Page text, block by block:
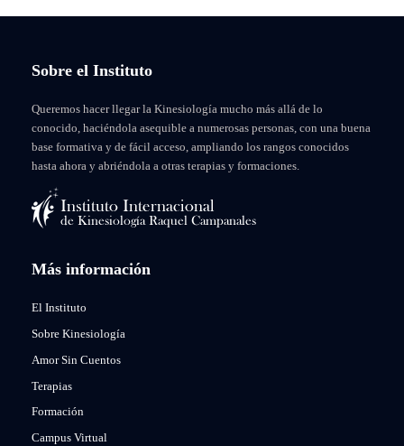
Sobre el Instituto
Queremos hacer llegar la Kinesiología mucho más allá de lo
conocido, haciéndola asequible a numerosas personas, con una buena
base formativa y de fácil acceso, ampliando los rangos conocidos
hasta ahora y abriéndola a otras terapias y formaciones.
Más información
El Instituto
Sobre Kinesiología
Amor Sin Cuentos
Terapias
Formación
Campus Virtual